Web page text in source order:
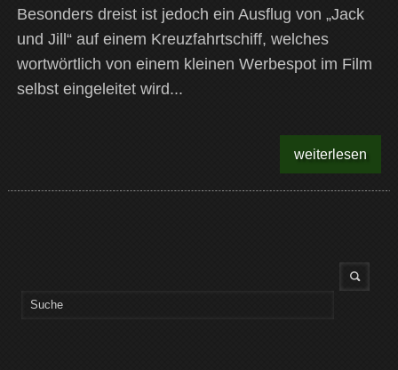
Besonders dreist ist jedoch ein Ausflug von „Jack
und Jill“ auf einem Kreuzfahrtschiff, welches
wortwörtlich von einem kleinen Werbespot im Film
selbst eingeleitet wird...
weiterlesen